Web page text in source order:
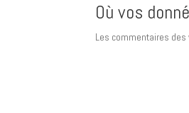
Où vos
Les commentaires